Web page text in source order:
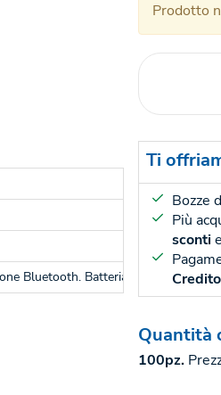
Prodotto
Bluetooth. Batteria 30 mAh
Ti
Bozze
Più
sconti
Credito
Quantità
100pz.